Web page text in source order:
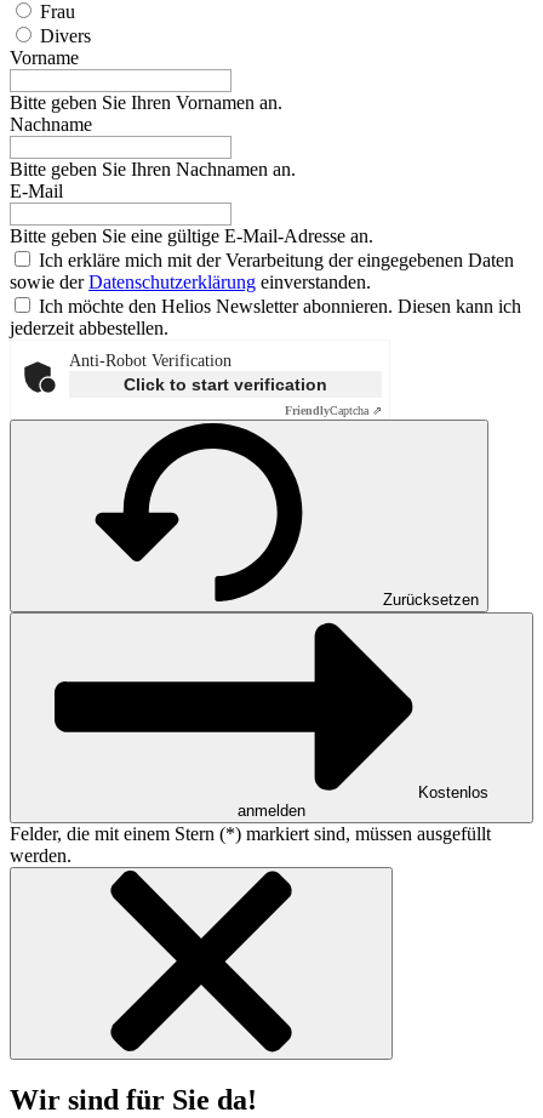
Frau
Divers
Vorname
Bitte geben Sie Ihren Vornamen an.
Nachname
Bitte geben Sie Ihren Nachnamen an.
E-Mail
Bitte geben Sie eine gültige E-Mail-Adresse an.
Ich erkläre mich mit der Verarbeitung der eingegebenen Daten
sowie derDatenschutzerklärung einverstanden.
Ich möchte den Helios Newsletter abonnieren. Diesen kann ich
jederzeit abbestellen.
Anti-Robot Verification
Click to start verification
FriendlyCaptcha ⇗
Zurücksetzen
Kostenlos
anmelden
Felder, die mit einem Stern (*) markiert sind, müssen ausgefüllt
werden.
Wir sind für Sie da!